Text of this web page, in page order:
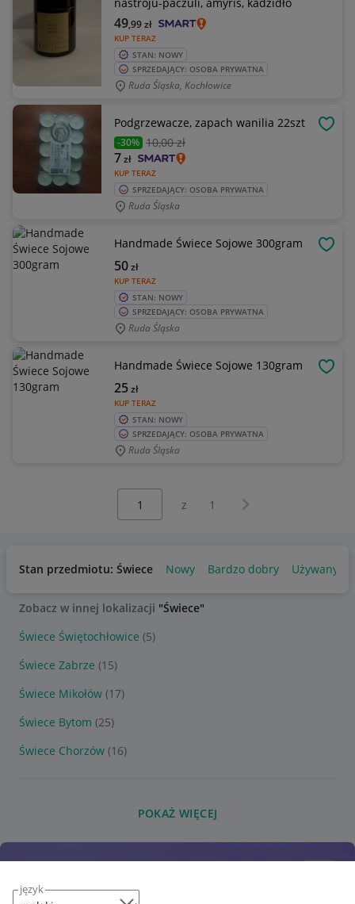
język
KUP TERAZ
49,99zł
STAN: NOWY
SPRZEDAJĄCY: OSOBA PRYWATNA
Ruda Śląska, Kochłowice
Podgrzewacze, zapach wanilia 22szt
-30% 10,00 zł
KUP TERAZ
7zł
SPRZEDAJĄCY: OSOBA PRYWATNA
Ruda Śląska
Handmade Świece Sojowe 300gram
KUP TERAZ
50zł
STAN: NOWY
SPRZEDAJĄCY: OSOBA PRYWATNA
Ruda Śląska
Handmade Świece Sojowe 130gram
KUP TERAZ
25zł
STAN: NOWY
SPRZEDAJĄCY: OSOBA PRYWATNA
Ruda Śląska
z 1 Następna strona
Stan przedmiotu: Świece Nowy Bardzo dobry Używany
Zobacz w innej lokalizacji "Świece"
Świece Świętochłowice (5)
Świece Zabrze (15)
Świece Mikołów (17)
Świece Bytom (25)
Świece Chorzów (16)
POKAŻ WIĘCEJ